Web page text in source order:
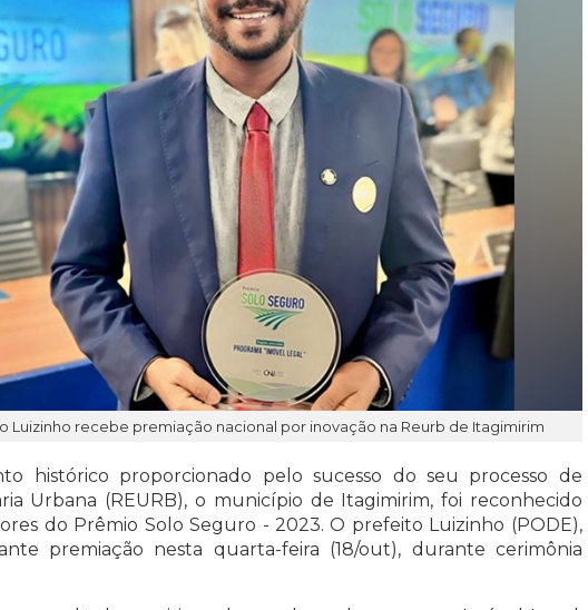
Luizinho recebe premiação nacional por inovação na Reurb de Itagimirim
histórico proporcionado pelo sucesso do seu processo de
Urbana (REURB), o município de Itagimirim, foi reconhecido
do Prêmio Solo Seguro - 2023. O prefeito Luizinho (PODE),
premiação nesta quarta-feira (18/out), durante cerimônia